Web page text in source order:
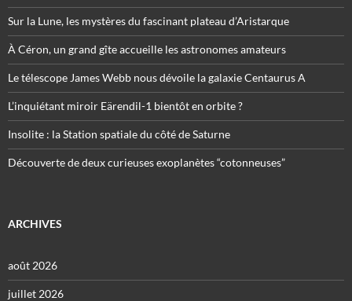
Sur la Lune, les mystères du fascinant plateau d’Aristarque
À Céron, un grand gîte accueille les astronomes amateurs
Le télescope James Webb nous dévoile la galaxie Centaurus A
L’inquiétant miroir Eärendil-1 bientôt en orbite ?
Insolite : la Station spatiale du côté de Saturne
Découverte de deux curieuses exoplanètes “cotonneuses”
ARCHIVES
août 2026
juillet 2026